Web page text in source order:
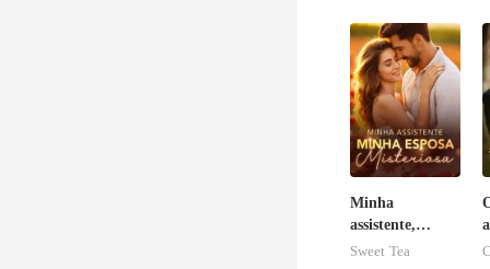
Minha
assistente,
minha esposa
Sweet Tea